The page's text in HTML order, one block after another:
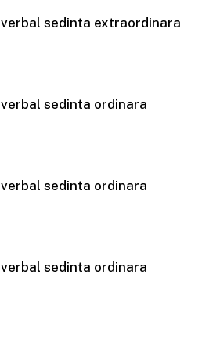
sedinta extraordinara
sedinta ordinara
sedinta ordinara
sedinta ordinara